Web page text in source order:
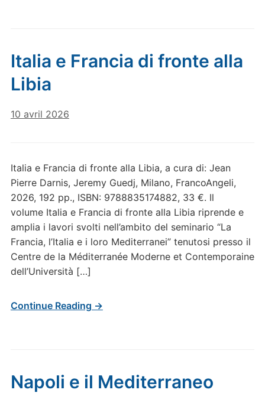
Italia e Francia di fronte alla
Libia
10 avril 2026
Italia e Francia di fronte alla Libia, a cura di: Jean
Pierre Darnis, Jeremy Guedj, Milano, FrancoAngeli,
2026, 192 pp., ISBN: 9788835174882, 33 €. Il
volume Italia e Francia di fronte alla Libia riprende e
amplia i lavori svolti nell’ambito del seminario “La
Francia, l’Italia e i loro Mediterranei” tenutosi presso il
Centre de la Méditerranée Moderne et Contemporaine
dell’Università […]
Continue Reading →
Napoli e il Mediterraneo